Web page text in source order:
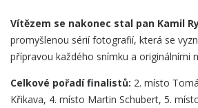
Vítězem se nakonec stal pan Kamil
promyšlenou sérií fotografií, která se
přípravou každého snímku a originálními
Celkové pořadí finalistů: 2. místo
Křikava, 4. místo Martin Schubert, 5.